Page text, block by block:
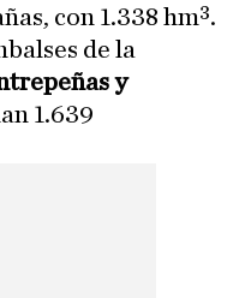
con 1.338 hm³.
de la
y
1.639